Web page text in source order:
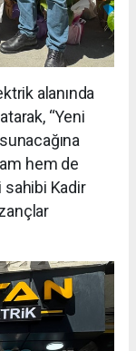
alanında
“Yeni
hem de
sahibi Kadir